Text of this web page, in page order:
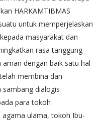
HARKAMTIBMAS
untuk memperjelaskan
masyarakat dan
rasa tanggung
dengan baik satu hal
membina dan
dialogis
para tokoh
ulama, tokoh Ibu-